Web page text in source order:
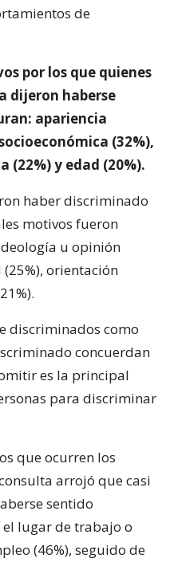
de
por los que quienes
dijeron haberse
apariencia
(32%),
(22%) y edad (20%).
haber discriminado
motivos fueron
u opinión
orientación
discriminados como
concuerdan
es la principal
para discriminar
que ocurren los
arrojó que casi
sentido
lugar de trabajo o
(46%), seguido de